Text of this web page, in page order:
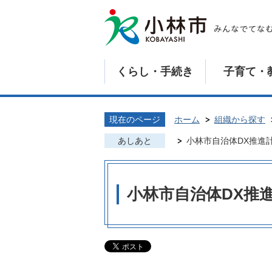
くらし・手続き 子育て・
現在のページ ホーム 組織から探す
あしあと 小林市自治体DX推進
小林市自治体DX推